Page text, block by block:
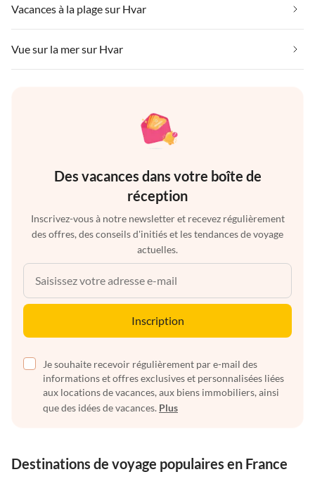
Vacances à la plage sur Hvar
Vue sur la mer sur Hvar
Des vacances dans votre boîte de
réception
Inscrivez-vous à notre newsletter et recevez régulièrement
des offres, des conseils d'initiés et les tendances de voyage
actuelles.
Inscription
Je souhaite recevoir régulièrement par e-mail des
informations et offres exclusives et personnalisées liées
aux locations de vacances, aux biens immobiliers, ainsi
que des idées de vacances. Plus
Destinations de voyage populaires en France